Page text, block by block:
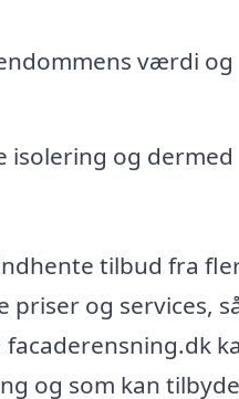
værdi og
isolering og dermed
tilbud fra
og services,
og som kan tilbyde